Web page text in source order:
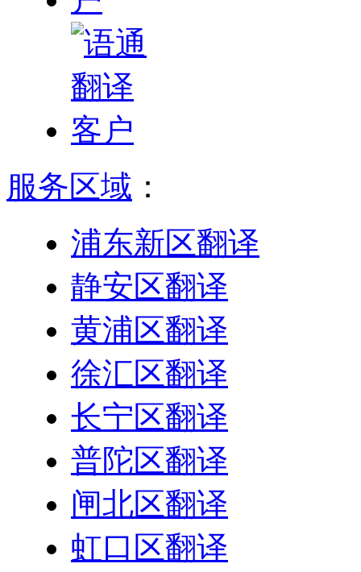
服务区域 ：
浦东新区翻译
静安区翻译
黄浦区翻译
徐汇区翻译
长宁区翻译
普陀区翻译
闸北区翻译
虹口区翻译